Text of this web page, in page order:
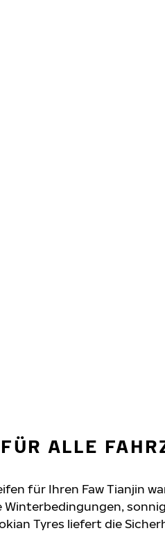
ALLE
für Ihren Faw Tianjin
Winterbedingungen,
Tyres liefert die